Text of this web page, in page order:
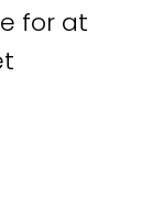
for at